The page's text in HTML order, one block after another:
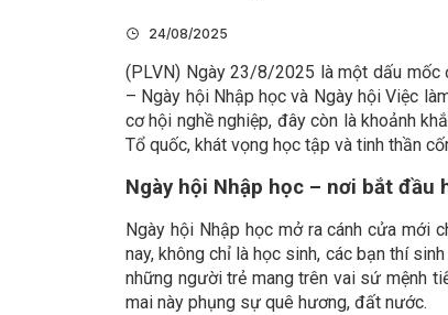
24/08/2025
(PLVN) Ngày 23/8/2025 là một dấu
– Ngày hội Nhập học và Ngày hội Việc
cơ hội nghề nghiệp, đây còn là khoảnh
Tổ quốc, khát vọng học tập và tinh thần
Ngày hội Nhập học – nơi bắt đầu
Ngày hội Nhập học mở ra cánh cửa mới
nay, không chỉ là học sinh, các bạn thí
những người trẻ mang trên vai sứ mệnh
mai này phụng sự quê hương, đất nước.